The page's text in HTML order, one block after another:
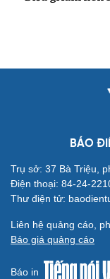
BÁO
Trụ sở: 37 Bà Triệu,
Điện thoại: 84-24-
Thư điện tử:
Liên hệ quảng cáo,
Báo giá quảng cáo
Báo in